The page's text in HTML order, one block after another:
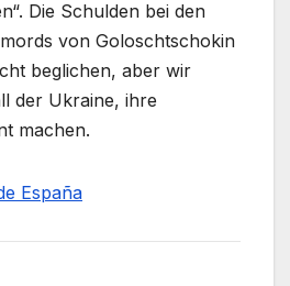
Die Schulden bei den
von Goloschtschokin
beglichen, aber wir
der Ukraine, ihre
machen.
España